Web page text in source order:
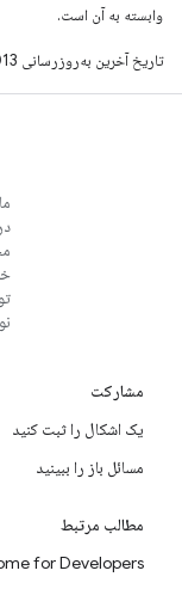
وابسته به آن است.
تاریخ آخرین به‌روزرسانی 2013-02-26 به‌وقت ساعت هماهنگ جهانی.
مشارکت
یک اشکال را ثبت کنید
مسائل باز را ببینید
مطالب مرتبط
for Developers